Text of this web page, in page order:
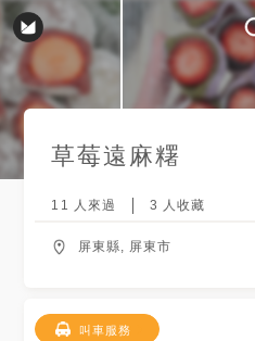
草莓遠麻糬
11 人來過 3 人收藏
屏東縣, 屏東市
叫車服務